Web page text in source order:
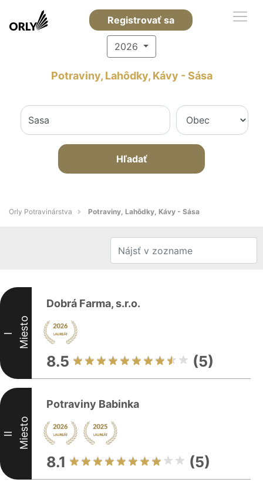
Registrovať sa
2026
Potraviny, Lahôdky, Kávy - Sása
Hľadať
Orly Potravinárstva Potraviny, Lahôdky, Kávy - Sása
I Miesto
Dobrá Farma, s.r.o.
8.5 (5)
II Miesto
Potraviny Babinka
8.1 (5)